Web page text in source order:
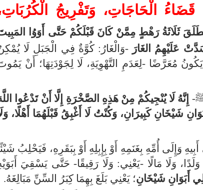
الْحَاجَاتِ، وَتَفْرِيجُ
ثَلَاثَةُ رَهْطٍ مِمَّنْ كَانَ قَبْلَكُمْ حَتَّى أَوَوُا
عَلَيْهِمُ الغَارَ -وَالْغَارُ: كُوَّةٌ فِي الْجَبَلِ لَا
مُعَرَّضًا -لِعَدَمِ التَّهْوِيَةِ، لَا لِجَوْدَتِهَا؛ أَنْ
ﷺ- إِنَّهُ لَا يُنْجِيكُمْ مِنْ هَذِهِ الصَّخْرَةِ إِلَّا أَنْ تَدْعُوا
شَيْخَانِ كَبِيرَانِ، وَكُنْتُ لَا أَغْبِقُ قَبْلَهُمَا أَهْلًا،
وَإِلَى أُمِّهِ بِغَنَمِهِ أَوْ بِإِبِلِهِ أَوْ بِبَقَرِهِ، فَيَحْلِبُ
وَلَا مَالًا -يَعْنِي: وَلَا رَقِيقًا- حَتَّى يَسْقِيَ
أَبَوَانِ شَيْخَانِ؛ يَعْنِي بَلَغَ بِهِمَا كِبَرُ السِّنِّ مَبَالِغَهُ.